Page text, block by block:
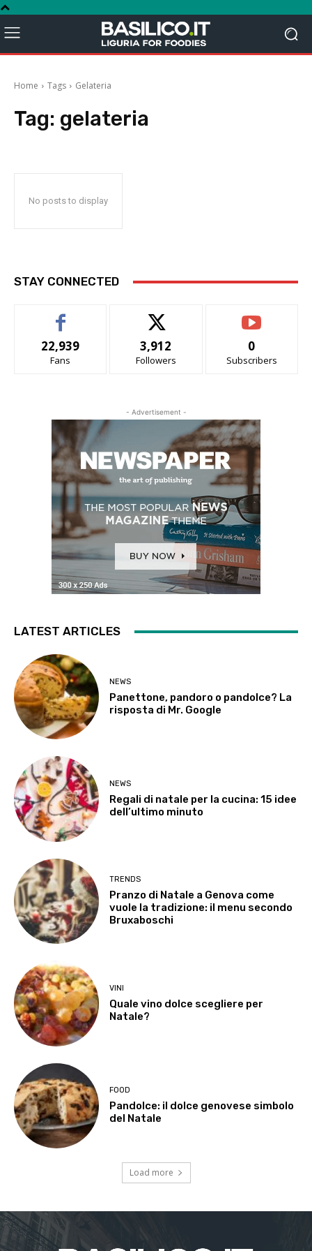
Home Tags Gelateria
Tag: gelateria
No posts to display
STAY CONNECTED
22,939
Fans
3,912
Followers
0
Subscribers
- Advertisement -
LATEST ARTICLES
NEWS
Panettone, pandoro o pandolce? La
risposta di Mr. Google
NEWS
Regali di natale per la cucina: 15 idee
dell’ultimo minuto
TRENDS
Pranzo di Natale a Genova come
vuole la tradizione: il menu secondo
Bruxaboschi
VINI
Quale vino dolce scegliere per
Natale?
FOOD
Pandolce: il dolce genovese simbolo
del Natale
Load more